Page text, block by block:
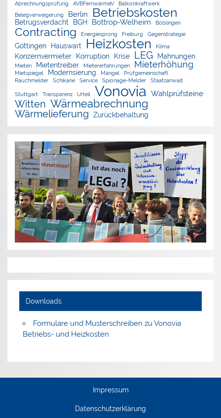
Abrechnungsprüfung AVBFernwärmeV
Balkonkraftwerk
Belegverweigerung
Berlin Betriebskosten
Betrugsverdacht BGH Bottrop-Welheim Böblingen
Contracting Energiesprong Freiburg Gegenstrategie
Göttingen Hauswart Heizkosten Klima
Konzernvermieter Korruption Krise LEG Mahnungen
Mieten Mietentreiber Mietererfahrungen Mieterhöhung
Mietspiegel Modernsierung Mängel
Prüfgemeinschaft
Rauchmelder
Schikane Service Spionage-Melder Staatsanwalt
Stuttgart Transparenz Urteil Vonovia Wahlprüfsteine
Witten Wärmeabrechnung
Wärmelieferung Zurückbehaltung
Downloads
Formulare und Musterschreiben zu Vonovia
Betriebs- und Heizkosten
Impressum
Datenschutzerklärung